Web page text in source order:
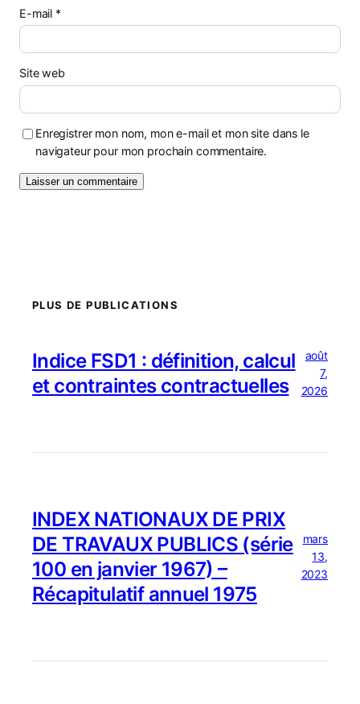
E-mail *
Site web
Enregistrer mon nom, mon e-mail et mon site dans le
navigateur pour mon prochain commentaire.
PLUS DE PUBLICATIONS
Indice FSD1 : définition, calcul
et contraintes contractuelles
août
7,
2026
INDEX NATIONAUX DE PRIX
DE TRAVAUX PUBLICS (série
100 en janvier 1967) –
Récapitulatif annuel 1975
mars
13,
2023